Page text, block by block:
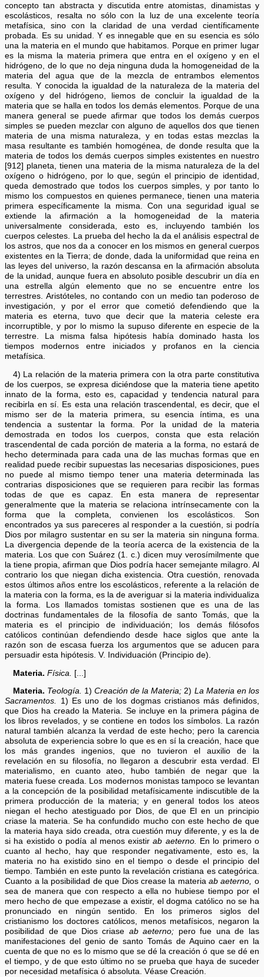
concepto tan abstracta y discutida entre atomistas, dinamistas y
escolásticos, resalta no sólo con la luz de una excelente teoría
metafísica, sino con la claridad de una verdad científicamente
probada. Es su unidad. Y es innegable que en su esencia es sólo
una la materia en el mundo que habitamos. Porque en primer lugar
es la misma la materia primera que entra en el oxígeno y en el
hidrógeno, de lo que no deja ninguna duda la homogeneidad de la
materia del agua que de la mezcla de entrambos elementos
resulta. Y conocida la igualdad de la naturaleza de la materia del
oxígeno y del hidrógeno, liemos de concluir la igualdad de la
materia que se halla en todos los demás elementos. Porque de una
manera general se puede afirmar que todos los demás cuerpos
simples se pueden mezclar con alguno de aquellos dos que tienen
materia de una misma naturaleza, y en todas estas mezclas la
masa resultante es también homogénea, de donde resulta que la
materia de todos los demás cuerpos simples existentes en nuestro
[912] planeta, tienen una materia de la misma naturaleza de la del
oxígeno o hidrógeno, por lo que, según el principio de identidad,
queda demostrado que todos los cuerpos simples, y por tanto lo
mismo los compuestos en quienes permanece, tienen una materia
primera específicamente la misma. Con una seguridad igual se
extiende la afirmación a la homogeneidad de la materia
universalmente considerada, esto es, incluyendo también los
cuerpos celestes. La prueba del hecho la da el análisis espectral de
los astros, que nos da a conocer en los mismos en general cuerpos
existentes en la Tierra; de donde, dada la uniformidad que reina en
las leyes del universo, la razón descansa en la afirmación absoluta
de la unidad, aunque fuera en absoluto posible descubrir un día en
una estrella algún elemento que no se encuentre entre los
terrestres. Aristóteles, no contando con un medio tan poderoso de
investigación, y por el error que cometió defendiendo que la
materia es eterna, tuvo que decir que la materia celeste era
incorruptible, y por lo mismo la supuso diferente en especie de la
terrestre. La misma falsa hipótesis había dominado hasta los
tiempos modernos entre iniciados y profanos en la ciencia
metafísica.
4) La relación de la materia primera con la otra parte constitutiva
de los cuerpos, se expresa diciéndose que la materia tiene apetito
innato de la forma, esto es, capacidad y tendencia natural para
recibirla en sí. Es esta una relación trascendental, es decir, que el
mismo ser de la materia primera, su esencia íntima, es una
tendencia a sustentar la forma. Por la unidad de la materia
demostrada en todos los cuerpos, consta que esta relación
trascendental de cada porción de materia a la forma, no estará de
hecho determinada para cada una de las muchas formas que en
realidad puede recibir supuestas las necesarias disposiciones, pues
no puede al mismo tiempo tener una materia determinada las
contrarias disposiciones que se requieren para recibir las formas
todas de que es capaz. En esta manera de representar
generalmente que la materia se relaciona intrínsecamente con la
forma que la completa, convienen los escolásticos. Son
encontrados ya sus pareceres al responder a la cuestión, si podría
Dios por milagro sustentar en su ser la materia sin ninguna forma.
La divergencia depende de la teoría acerca de la existencia de la
materia. Los que con Suárez (1. c.) dicen muy verosímilmente que
la tiene propia, afirman que Dios podría hacer semejante milagro. Al
contrario los que niegan dicha existencia. Otra cuestión, renovada
estos últimos años entre los escolásticos, referente a la relación de
la materia con la forma, es la de averiguar si la materia individualiza
la forma. Los llamados tomistas sostienen que es una de las
doctrinas fundamentales de la filosofía de santo Tomás, que la
materia es el principio de individuación; los demás filósofos
católicos continúan defendiendo desde hace siglos que ante la
razón son de escasa fuerza los argumentos que se aducen para
persuadir esta hipótesis. V. Individuación (Principio de).
Materia. Física. [...]
Materia. Teología. 1)Creación de la Materia; 2) La Materia en los
Sacramentos.
1) Es uno de los dogmas cristianos más definidos,
que Dios ha creado la Materia. Se incluye en la primera página de
los libros revelados, y se contiene en todos los símbolos. La razón
natural también alcanza la verdad de este hecho; pero la carencia
absoluta de experiencia sobre lo que es en sí la creación, hace que
los más grandes ingenios, que no tuvieron el auxilio de la
revelación en su filosofía, no llegaron a descubrir esta verdad. El
materialismo, en cuanto ateo, hubo también de negar que la
materia fuese creada. Los modernos monistas tampoco se levantan
a la concepción de la posibilidad metafísicamente indiscutible de la
primera producción de la materia; y en general todos los ateos
niegan el hecho atestiguado por Dios, de que El en un principio
criase la materia. Se ha confundido mucho con este hecho de que
la materia haya sido creada, otra cuestión muy diferente, y es la de
si ha existido o podía al menos existirab aeterno. En lo primero o
cuanto al hecho, hay que responder negativamente, esto es, la
materia no ha existido sino en el tiempo o desde el principio del
tiempo. También en este punto la revelación cristiana es categórica.
Cuanto a la posibilidad de que Dios crease la materiaab aeterno, o
sea de manera que con respecto a ella no hubiese tiempo por el
mero hecho de que empezase a existir, el dogma católico no se ha
pronunciado en ningún sentido. En los primeros siglos del
cristianismo los doctores católicos, menos metafísicos, negaron la
posibilidad de que Dios criase ab aeterno; pero fue una de las
manifestaciones del genio de santo Tomás de Aquino caer en la
cuenta de que no es lo mismo que se dé la creación ó que se dé en
el tiempo, y de que esto último no se prueba que haya de suceder
por necesidad metafísica ó absoluta. Véase Creación.